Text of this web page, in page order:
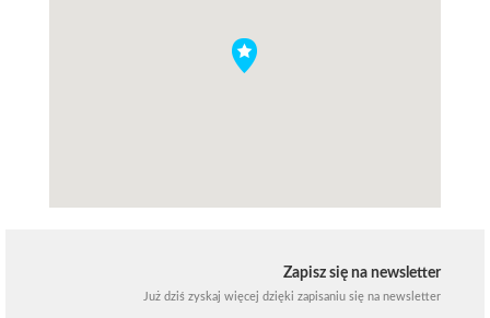
Zapisz się na newsletter
Już dziś zyskaj więcej dzięki zapisaniu się na newsletter